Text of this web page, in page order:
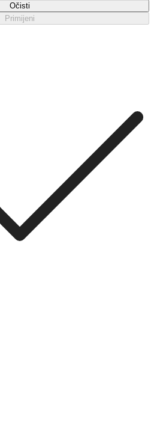
Očisti
Primijeni